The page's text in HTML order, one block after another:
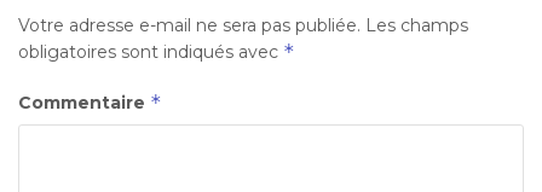
Votre adresse e-mail ne sera pas publiée. Les champs
obligatoires sont indiqués avec *
Commentaire *